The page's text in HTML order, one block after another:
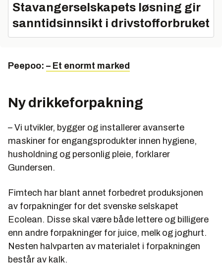
Stavangerselskapets løsning gir
sanntidsinnsikt i drivstofforbruket
Peepoo: – Et enormt marked
Ny drikkeforpakning
– Vi utvikler, bygger og installerer avanserte
maskiner for engangsprodukter innen hygiene,
husholdning og personlig pleie, forklarer
Gundersen.
Fimtech har blant annet forbedret produksjonen
av forpakninger for det svenske selskapet
Ecolean. Disse skal være både lettere og billigere
enn andre forpakninger for juice, melk og joghurt.
Nesten halvparten av materialet i forpakningen
består av kalk.